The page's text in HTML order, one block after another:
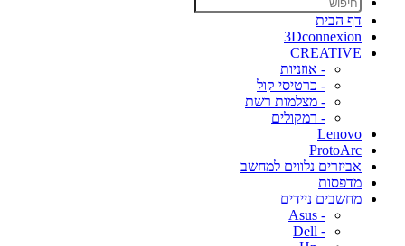
דף הבית
3Dconnexion
CREATIVE
- אוזניות
- כרטיסי קול
- מצלמות רשת
- רמקולים
Lenovo
ProtoArc
אביזרים נלווים למחשב
מדפסות
מחשבים ניידים
- Asus
- Dell